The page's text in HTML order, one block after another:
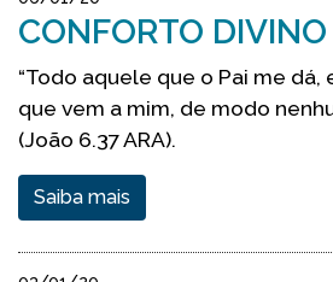
CONFORTO DIVINO
“Todo aquele que o Pai me dá,
que vem a mim, de modo
(João 6.37 ARA).
Saiba mais